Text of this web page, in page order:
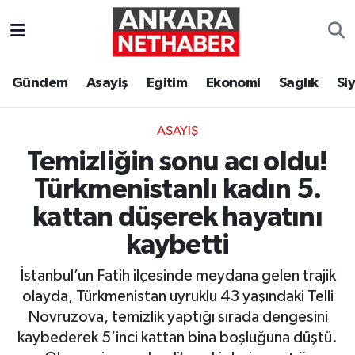
Gündem Asayiş Eğitim Ekonomi Sağlık
ASAYIŞ
Temizliğin sonu acı oldu!
Türkmenistanlı kadın 5.
kattan düşerek hayatını
kaybetti
İstanbul’un Fatih ilçesinde meydana gelen trajik
olayda, Türkmenistan uyruklu 43 yaşındaki Telli
Novruzova, temizlik yaptığı sırada dengesini
kaybederek 5’inci kattan bina boşluğuna düştü.
Ekonomi
Gündem
Resmi İlanlar
Sağlık
Ankara Hava Durumu
Süper Lig Puan Durumu ve Fikstür
Tüm Manşetler
Son Dakika Haberleri